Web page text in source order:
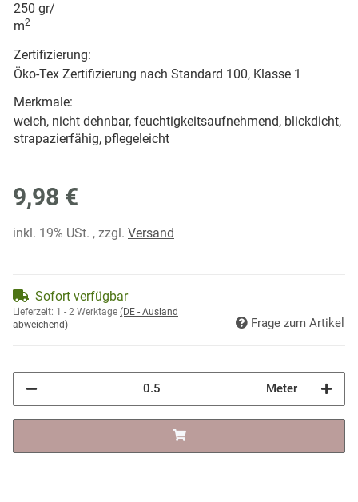
250 gr/
m2
Zertifizierung:
Öko-Tex Zertifizierung nach Standard 100, Klasse 1
Merkmale:
weich, nicht dehnbar, feuchtigkeitsaufnehmend, blickdicht,
strapazierfähig, pflegeleicht
9,98 €
inkl. 19% USt. , zzgl. Versand
Sofort verfügbar
Lieferzeit: 1 - 2 Werktage (DE - Ausland
abweichend)
Frage zum Artikel
Meter